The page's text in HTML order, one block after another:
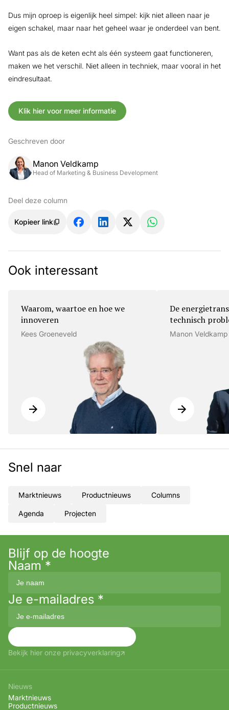
Dus mijn oproep is eigenlijk heel simpel: kijk niet alleen naar je
eigen schakel, maar naar het geheel waar je onderdeel van bent.
Want pas als de keten echt als één systeem gaat functioneren,
maken we het verschil. Niet alleen in techniek, maar vooral in het
eindresultaat.
Klik hier voor meer informatie
Geschreven door
Manon Veldkamp
Head of Marketing & Business Development
Deel deze column
Kopieer link
Ook interessant
Waarom, waartoe en hoe we
innoveren
Kees Groeneveld
De
technisch
Manon Veldkamp
Snel naar
Marktnieuws Productnieuws Columns
Agenda Projecten
Blijf op de hoogte
Naam*
Je e-mailadres *
Bekijk hier onze privacyverklaring
Nieuws
Marktnieuws
Productnieuws